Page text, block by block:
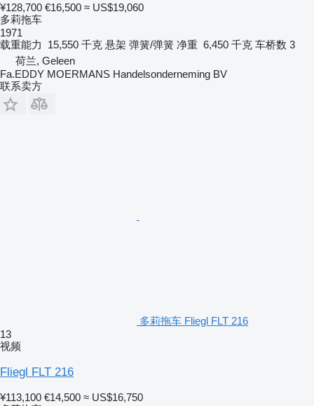
¥128,700 €16,500 ≈ US$19,060
多莉拖车
1971
载重能力
15,550 千克 悬架 弹簧/弹簧 净重 6,450 千克 车桥数 3
荷兰, Geleen
Fa.EDDY MOERMANS Handelsonderneming BV
联系卖方
多莉拖车 Fliegl FLT 216
13
视频
Fliegl FLT 216
¥113,100 €14,500 ≈ US$16,750